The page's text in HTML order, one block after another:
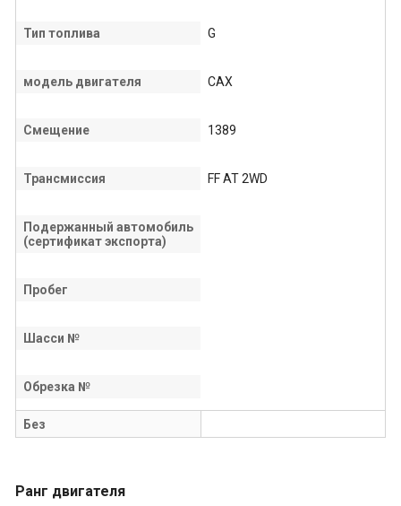
Тип топлива G
модель двигателя CAX
Смещение 1389
Трансмиссия FF AT 2WD
Подержанный автомобиль
(сертификат экспорта)
Пробег
Шасси №
Обрезка №
Без
Ранг двигателя